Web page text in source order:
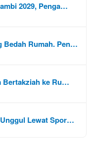
2029, Penga…
Bedah Rumah. Pen…
Bertakziah ke Ru…
Lewat Spor…